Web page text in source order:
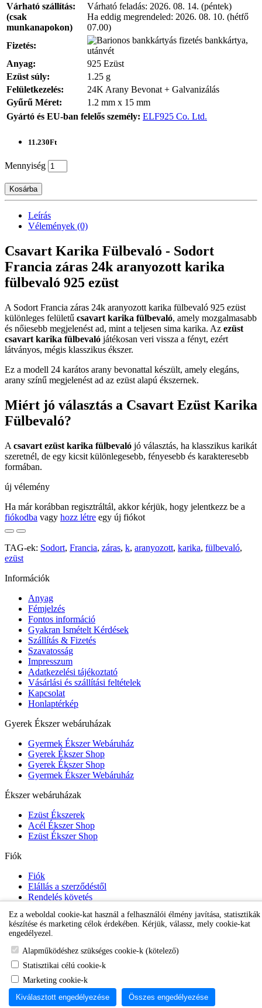
Várható szállítás:
(csak
munkanapokon)
Várható feladás: 2026. 08. 14. (péntek)
Ha eddig megrendeled: 2026. 08. 10. (hétfő
07.00)
Fizetés:
bankkártya,
utánvét
Anyag:
925 Ezüst
Ezüst súly:
1.25 g
Felületkezelés:
24K Arany Bevonat + Galvanizálás
Gyűrű Méret:
1.2 mm x 15 mm
Gyártó és EU-ban felelős személy: ELF925 Co. Ltd.
11.230Ft
Mennyiség
Kosárba
Leírás
Vélemények (0)
Csavart Karika Fülbevaló - Sodort
Francia záras 24k aranyozott karika
fülbevaló 925 ezüst
A Sodort Francia záras 24k aranyozott karika fülbevaló 925 ezüst
különleges felületű csavart karika fülbevaló, amely mozgalmasabb
és nőiesebb megjelenést ad, mint a teljesen sima karika. Az ezüst
csavart karika fülbevaló játékosan veri vissza a fényt, ezért
látványos, mégis klasszikus ékszer.
Ez a modell 24 karátos arany bevonattal készült, amely elegáns,
arany színű megjelenést ad az ezüst alapú ékszernek.
Miért jó választás a Csavart Ezüst Karika
Fülbevaló?
A csavart ezüst karika fülbevaló jó választás, ha klasszikus karikát
szeretnél, de egy kicsit különlegesebb, fényesebb és karakteresebb
formában.
új vélemény
Ha már korábban regisztráltál, akkor kérjük, hogy jelentkezz be a
fiókodba vagy hozz létre egy új fiókot
TAG-ek: Sodort, Francia, záras, k, aranyozott, karika, fülbevaló,
ezüst
Információk
Anyag
Fémjelzés
Fontos információ
Gyakran Ismételt Kérdések
Szállítás & Fizetés
Szavatosság
Impresszum
Adatkezelési tájékoztató
Vásárlási és szállítási feltételek
Kapcsolat
Honlaptérkép
Gyerek Ékszer webáruházak
Gyermek Ékszer Webáruház
Gyerek Ékszer Shop
Gyerek Ékszer Shop
Gyermek Ékszer Webáruház
Ékszer webáruházak
Ezüst Ékszerek
Acél Ékszer Shop
Ezüst Ékszer Shop
Fiók
Fiók
Elállás a szerződéstől
Rendelés követés
Hírlevél
Karikafülbevaló webáruház
Ez a weboldal cookie-kat használ a felhasználói élmény javítása, statisztikák
készítése és marketing célok érdekében. Kérjük, válassz, mely cookie-kat
engedélyezel.
Alapműködéshez szükséges cookie-k (kötelező)
Statisztikai célú cookie-k
Marketing cookie-k
Kiválasztott engedélyezése
Összes engedélyezése